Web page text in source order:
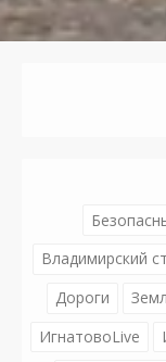
Владимирский
Дороги
ИгнатовоLive